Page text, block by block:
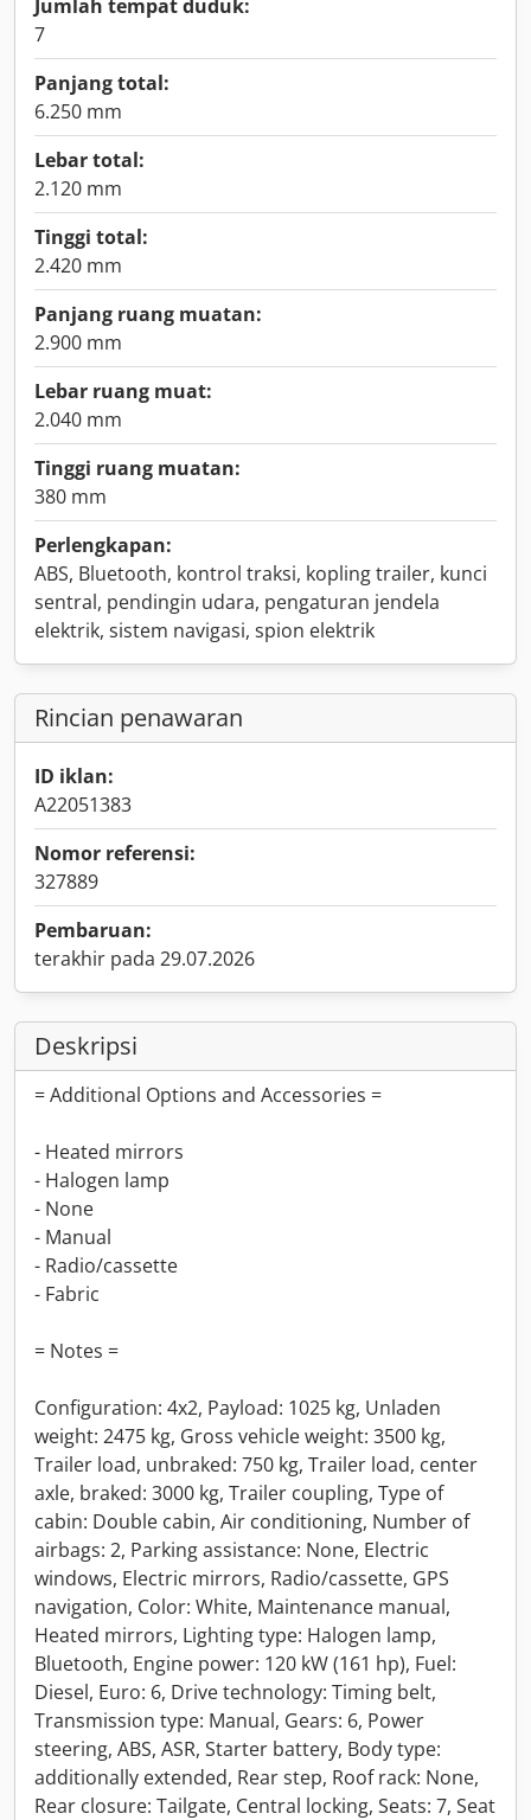
Jumlah tempat duduk:
7
Panjang total:
6.250 mm
Lebar total:
2.120 mm
Tinggi total:
2.420 mm
Panjang ruang muatan:
2.900 mm
Lebar ruang muat:
2.040 mm
Tinggi ruang muatan:
380 mm
Perlengkapan:
ABS, Bluetooth, kontrol traksi, kopling trailer, kunci
sentral, pendingin udara, pengaturan jendela
elektrik, sistem navigasi, spion elektrik
Rincian penawaran
ID iklan:
A22051383
Nomor referensi:
327889
Pembaruan:
terakhir pada 29.07.2026
Deskripsi
= Additional Options and Accessories =
- Heated mirrors
- Halogen lamp
- None
- Manual
- Radio/cassette
- Fabric
= Notes =
Configuration: 4x2, Payload: 1025 kg, Unladen
weight: 2475 kg, Gross vehicle weight: 3500 kg,
Trailer load, unbraked: 750 kg, Trailer load, center
axle, braked: 3000 kg, Trailer coupling, Type of
cabin: Double cabin, Air conditioning, Number of
airbags: 2, Parking assistance: None, Electric
windows, Electric mirrors, Radio/cassette, GPS
navigation, Color: White, Maintenance manual,
Heated mirrors, Lighting type: Halogen lamp,
Bluetooth, Engine power: 120 kW (161 hp), Fuel:
Diesel, Euro: 6, Drive technology: Timing belt,
Transmission type: Manual, Gears: 6, Power
steering, ABS, ASR, Starter battery, Body type:
additionally extended, Rear step, Roof rack: None,
Rear closure: Tailgate, Central locking, Seats: 7, Seat